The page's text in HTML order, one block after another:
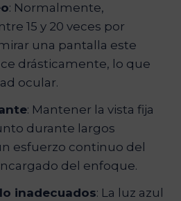
: Normalmente,
15 y 20 veces por
una pantalla este
drásticamente, lo que
ocular.
: Mantener la vista fija
durante largos
esfuerzo continuo del
del enfoque.
inadecuados: La luz azul